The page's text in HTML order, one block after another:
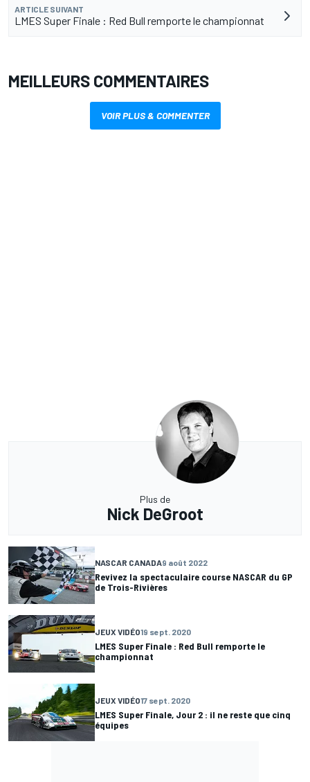
ARTICLE SUIVANT
LMES Super Finale : Red Bull remporte le championnat
MEILLEURS COMMENTAIRES
VOIR PLUS & COMMENTER
Plus de
Nick DeGroot
NASCAR CANADA9 août 2022
Revivez la spectaculaire course NASCAR du GP
de Trois-Rivières
JEUX VIDÉO19 sept. 2020
LMES Super Finale : Red Bull remporte le
championnat
JEUX VIDÉO17 sept. 2020
LMES Super Finale, Jour 2 : il ne reste que cinq
équipes